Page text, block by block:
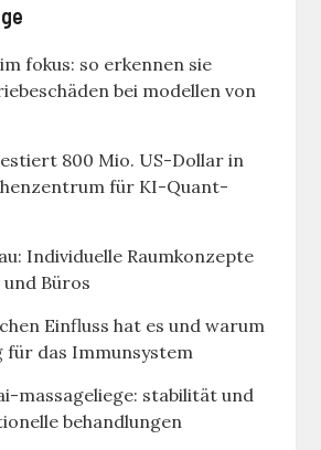
fokus: so erkennen sie
bei modellen von
800 Mio. US-Dollar in
für KI-Quant-
Individuelle Raumkonzepte
Büros
Einfluss hat es und warum
für das Immunsystem
massageliege: stabilität und
behandlungen